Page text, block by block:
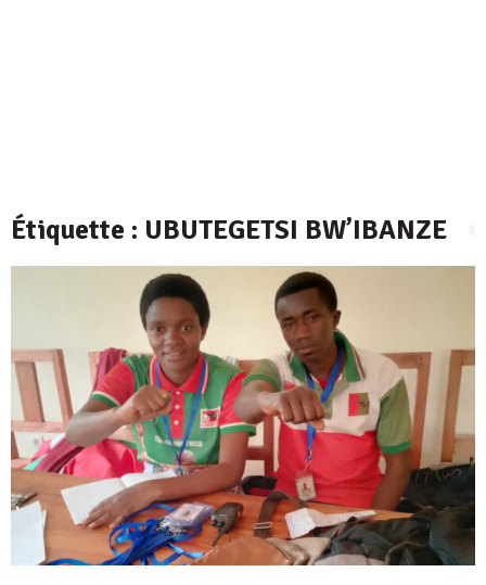
Étiquette : UBUTEGETSI BW’IBANZE